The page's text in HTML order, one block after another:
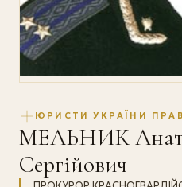
ЮРИСТИ УКРАЇНИ
МЕЛЬНИК
Сергійович